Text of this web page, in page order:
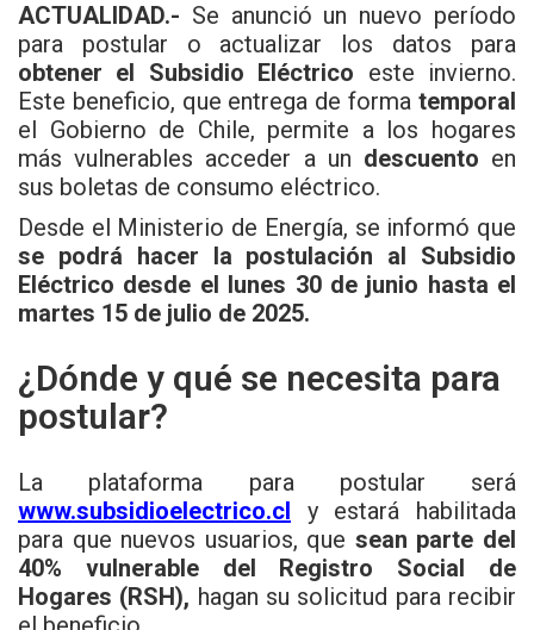
o
k
p
p
ACTUALIDAD.- Se anunció un nuevo período
para postular o actualizar los datos para
obtener el Subsidio Eléctrico este invierno.
Este beneficio, que entrega de forma temporal
el Gobierno de Chile, permite a los hogares
más vulnerables acceder a un descuento en
sus boletas de consumo eléctrico.
Desde el Ministerio de Energía, se informó que
se podrá hacer la postulación al Subsidio
Eléctrico desde el lunes 30 de junio hasta el
martes 15 de julio de 2025.
¿Dónde y qué se necesita para
postular?
La plataforma para postular será
www.subsidioelectrico.cl y estará habilitada
para que nuevos usuarios, que sean parte del
40% vulnerable del Registro Social de
Hogares (RSH), hagan su solicitud para recibir